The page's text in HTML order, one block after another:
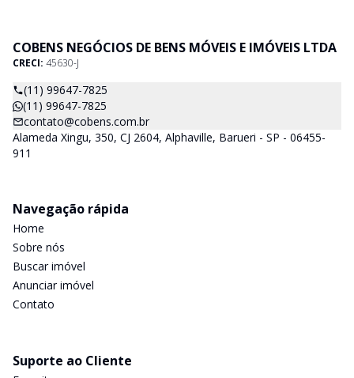
COBENS NEGÓCIOS DE BENS MÓVEIS E IMÓVEIS LTDA
CRECI: 45630-J
(11) 99647-7825
(11) 99647-7825
contato@cobens.com.br
Alameda Xingu, 350, CJ 2604, Alphaville, Barueri - SP - 06455-
911
Navegação rápida
Home
Sobre nós
Buscar imóvel
Anunciar imóvel
Contato
Suporte ao Cliente